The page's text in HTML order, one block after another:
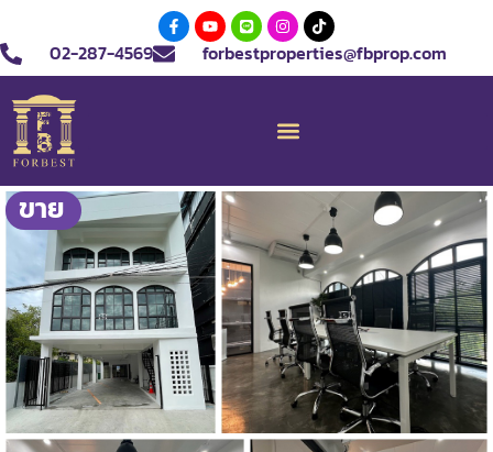
02-287-4569 forbestproperties@fbprop.com
ขาย